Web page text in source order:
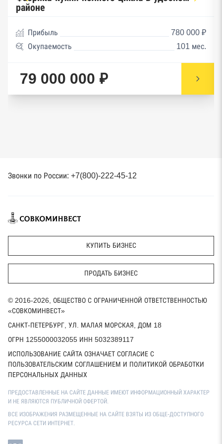
районе
Прибыль
780 000 ₽
Окупаемость
101 мес.
79 000 000 ₽
Звонки по России: +7(800)-222-45-12
КУПИТЬ БИЗНЕС
ПРОДАТЬ БИЗНЕС
© 2016-2026, ОБЩЕСТВО С ОГРАНИЧЕННОЙ ОТВЕТСТВЕННОСТЬЮ
«СОВКОМИНВЕСТ»
САНКТ-ПЕТЕРБУРГ, УЛ. МАЛАЯ МОРСКАЯ, ДОМ 18
ОГРН 1255000032055 ИНН 5032389117
ИСПОЛЬЗОВАНИЕ САЙТА ОЗНАЧАЕТ СОГЛАСИЕ С
ПОЛЬЗОВАТЕЛЬСКИМ СОГЛАШЕНИЕМ И ПОЛИТИКОЙ ОБРАБОТКИ
ПЕРСОНАЛЬНЫХ ДАННЫХ
ПРЕДОСТАВЛЕННЫЕ НА САЙТЕ ДАННЫЕ ИМЕЮТ ИНФОРМАЦИОННЫЙ ХАРАКТЕР
И НЕ ЯВЛЯЮТСЯ ПУБЛИЧНОЙ ОФЕРТОЙ.
ВСЕ ИЗОБРАЖЕНИЯ РАЗМЕЩЕННЫЕ НА САЙТЕ ВЗЯТЫ ИЗ ОБЩЕ-ДОСТУПНОГО
РЕСУРСА СЕТИ ИНТЕРНЕТ.